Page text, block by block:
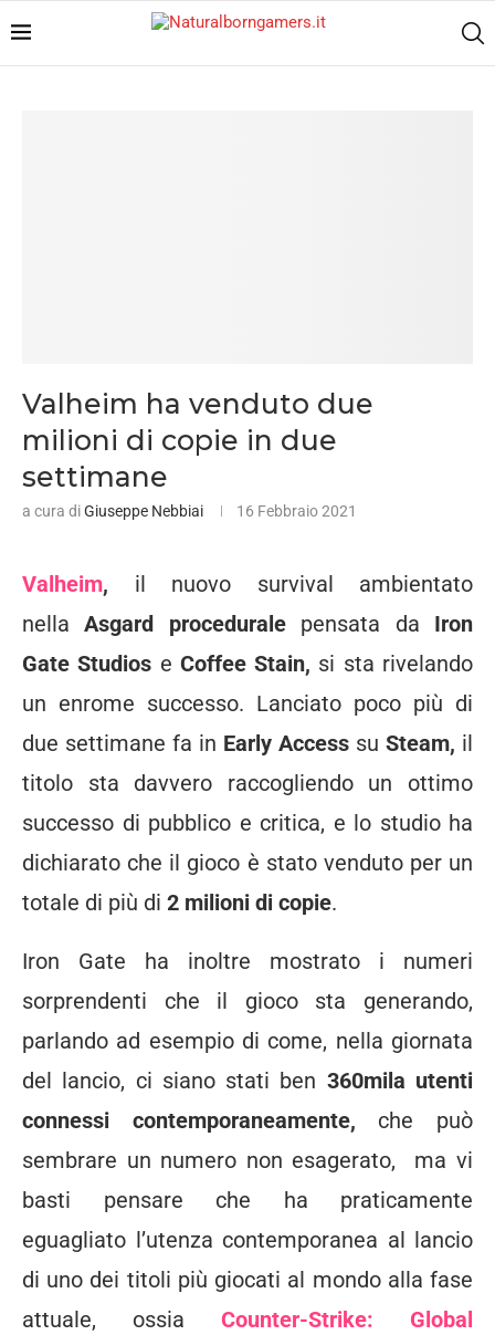
Valheim ha venduto due
milioni di copie in due
settimane
a cura diGiuseppe Nebbiai 16 Febbraio 2021
Valheim, il nuovo survival ambientato
nellaAsgard procedurale pensata da Iron
Gate Studios e Coffee Stain, si sta rivelando
un enrome successo. Lanciato poco più di
due settimane fa in Early Access su Steam, il
titolo sta davvero raccogliendo un ottimo
successo di pubblico e critica, e lo studio ha
dichiarato che il gioco è stato venduto per un
totale di più di 2 milioni di copie.
Iron Gate ha inoltre mostrato i numeri
sorprendenti che il gioco sta generando,
parlando ad esempio di come, nella giornata
del lancio, ci siano stati ben 360mila utenti
connessi contemporaneamente, che può
sembrare un numero non esagerato, ma vi
basti pensare che ha praticamente
eguagliato l’utenza contemporanea al lancio
di uno dei titoli più giocati al mondo alla fase
attuale, ossia Counter-Strike: Global